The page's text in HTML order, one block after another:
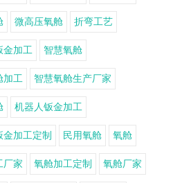
微高压氧舱 折弯工艺
金加工 智慧氧舱
加工 智慧氧舱生产厂家
机器人钣金加工
加工定制 民用氧舱 氧舱
厂家 氧舱加工定制 氧舱厂家